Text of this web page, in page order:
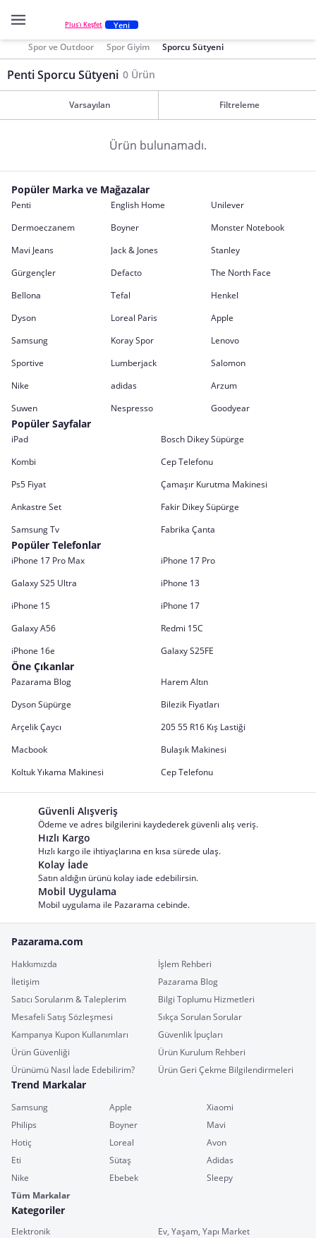
Plus'ı Keşfet Yeni
Spor ve Outdoor Spor Giyim Sporcu Sütyeni
Penti Sporcu Sütyeni 0 Ürün
Varsayılan Filtreleme
Ürün bulunamadı.
Popüler Marka ve Mağazalar
Penti English Home
Unilever
Dermoeczanem
Boyner
Monster Notebook
Mavi Jeans
Jack & Jones
Stanley
Gürgençler
Defacto
The North Face
Bellona
Tefal
Henkel
Dyson
Loreal Paris
Apple
Samsung
Koray Spor
Lenovo
Sportive
Lumberjack
Salomon
Nike
adidas
Arzum
Suwen
Nespresso Goodyear
Popüler Sayfalar
iPad
Bosch Dikey Süpürge
Kombi
Cep Telefonu
Ps5 Fiyat
Çamaşır Kurutma Makinesi
Ankastre Set
Fakir Dikey Süpürge
Samsung Tv
Fabrika Çanta
Popüler Telefonlar
iPhone 17 Pro Max
iPhone 17 Pro
Galaxy S25 Ultra
iPhone 13
iPhone 15
iPhone 17
Galaxy A56
Redmi 15C
iPhone 16e
Galaxy S25FE
Öne Çıkanlar
Pazarama Blog
Harem Altın
Dyson Süpürge
Bilezik Fiyatları
Arçelik Çaycı
205 55 R16 Kış Lastiği
Macbook
Bulaşık Makinesi
Koltuk Yıkama Makinesi
Cep Telefonu
Güvenli Alışveriş
Ödeme ve adres bilgilerini kaydederek güvenli alış veriş.
Hızlı Kargo
Hızlı kargo ile ihtiyaçlarına en kısa sürede ulaş.
Kolay İade
Satın aldığın ürünü kolay iade edebilirsin.
Mobil Uygulama
Mobil uygulama ile Pazarama cebinde.
Pazarama.com
Hakkımızda
İşlem Rehberi
İletişim
Pazarama Blog
Satıcı Sorularım & Taleplerim
Bilgi Toplumu Hizmetleri
Mesafeli Satış Sözleşmesi
Sıkça Sorulan Sorular
Kampanya Kupon Kullanımları
Güvenlik İpuçları
Ürün Güvenliği
Ürün Kurulum Rehberi
Ürünümü Nasıl İade Edebilirim?
Ürün Geri Çekme Bilgilendirmeleri
Trend Markalar
Samsung Apple
Xiaomi
Philips
Boyner
Mavi
Hotiç
Loreal
Avon
Eti
Sütaş
Adidas
Nike
Ebebek
Sleepy
Tüm Markalar
Kategoriler
Elektronik
Ev, Yaşam, Yapı Market